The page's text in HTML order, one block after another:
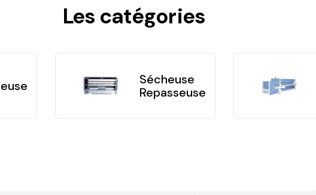
Les catégories
Sécheuse
Repasseuse